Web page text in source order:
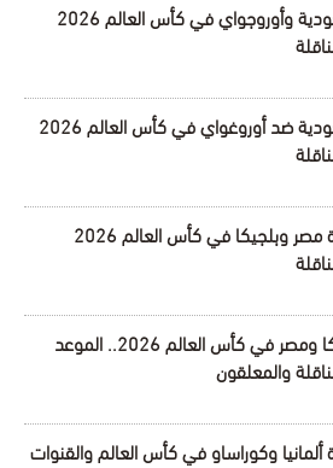
مباراة السعودية وأوروجواي في كأس العالم 2026
مباراة السعودية ضد أوروغواي في كأس العالم 2026
موعد مباراة مصر وبلجيكا في كأس العالم 2026
مباراة بلجيكا ومصر في كأس العالم 2026.. الموعد
والمعلقون
ألمانيا وكوراساو في كأس العالم والقنوات